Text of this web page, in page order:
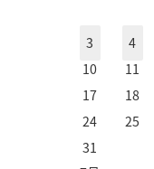
3
4
10
11
17
18
24
25
31